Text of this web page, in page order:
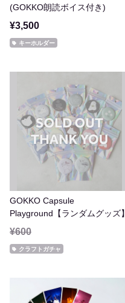
(GOKKO朗読ボイス付き)
¥3,500
キーホルダー
GOKKO Capsule
Playground【ランダムグッズ】
¥600
クラフトガチャ